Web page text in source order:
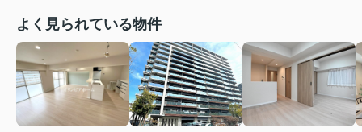
よく見られている物件